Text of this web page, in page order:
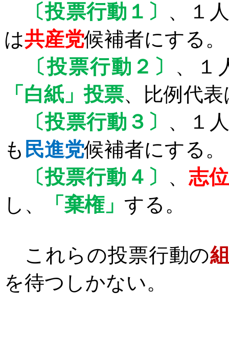
〔投票行動１〕 、１
は共産党候補者にする。
〔投票行動２〕 、１
「白紙」投票、比例代表
〔投票行動３〕 、１
も 民進党候補者にする。
〔投票行動４〕 、 志位
し、
「棄権」 する。
これらの投票行動の
を待つしかない。